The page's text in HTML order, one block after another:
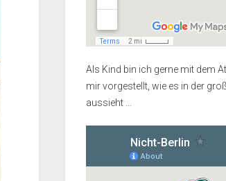
Als Kind bin ich gerne mit dem
mir vorgestellt, wie es in der
aussieht ...